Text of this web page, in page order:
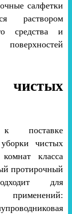
салфетки
раствором
средства и
к поставке
чистых
класса
протирочный
для